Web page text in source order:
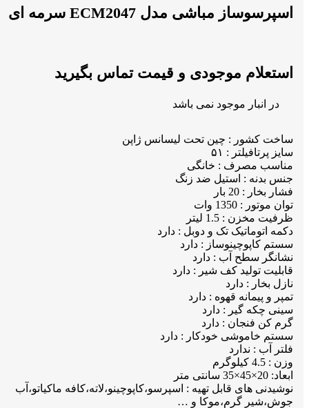
اسپرسوساز مباشی مدل ECM2047 سرمه ای
استعلام موجودی و قیمت تماس بگیرید
در انبار موجود نمی باشد
ساخت کشور : چین تحت لیسانس ژاپن
سایز پرتافیلتر : ۵۱
مناسب مصرف : خانگی
جنس بدنه : استیل ضد زنگ
فشار بخار : 20 بار
توان موتور : 1350 وات
ظرفیت مخزن : 1.5 لیتر
دکمه اتوماتیک تک و دوبل : دارد
سستم کاپوچینوساز : دارد
نشانگر سطح آب : دارد
قابلیت تولید کف شیر : دارد
نازل بخار : دارد
تمپر و پیمانه قهوه : دارد
سینی چکه گیر : دارد
گرم کن فنجان : دارد
سستم خاموشی خودکار : دارد
فلتر آب : ندارد
وزن : 4.5 کیلوگرم
ابعاد: 20×45×35 سانتی متر
نوشیدنی های قابل تهیه : اسپرسو،کاپوچینو،لاته،کافه ماکیاتو،آب
جوش،شیر گرم،موکا و …